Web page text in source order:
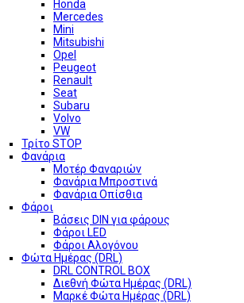
Honda
Mercedes
Mini
Mitsubishi
Opel
Peugeot
Renault
Seat
Subaru
Volvo
VW
Τρίτο STOP
Φανάρια
Μοτέρ Φαναριών
Φανάρια Μπροστινά
Φανάρια Οπίσθια
Φάροι
Βάσεις DIN για φάρους
Φάροι LED
Φάροι Αλογόνου
Φώτα Ημέρας (DRL)
DRL CONTROL BOX
Διεθνή Φώτα Ημέρας (DRL)
Μαρκέ Φώτα Ημέρας (DRL)